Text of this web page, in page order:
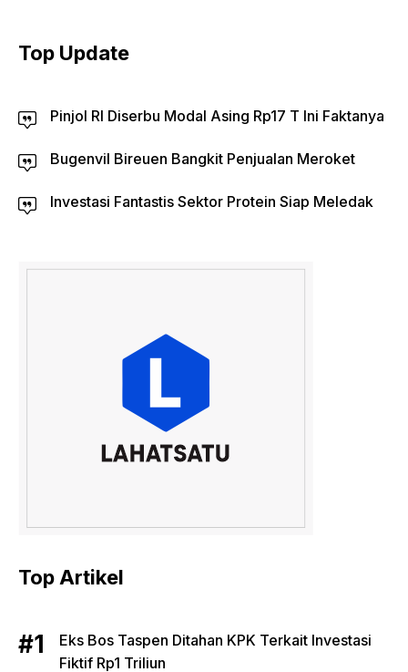
Top Update
Pinjol RI Diserbu Modal Asing Rp17 T Ini Faktanya
Bugenvil Bireuen Bangkit Penjualan Meroket
Investasi Fantastis Sektor Protein Siap Meledak
Top Artikel
Eks Bos Taspen Ditahan KPK Terkait Investasi
Fiktif Rp1 Triliun